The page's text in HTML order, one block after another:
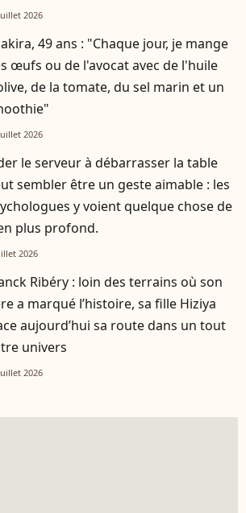
2026
49 ans : "Chaque jour, je mange
œufs ou de l'avocat avec de l'huile
de la tomate, du sel marin et un
2026
le serveur à débarrasser la table
sembler être un geste aimable : les
y voient quelque chose de
plus profond.
2026
Ribéry : loin des terrains où son
a marqué l’histoire, sa fille Hiziya
aujourd’hui sa route dans un tout
univers
2026